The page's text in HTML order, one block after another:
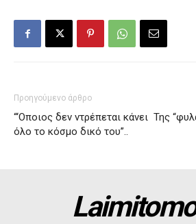
Προηγούμενο άρθρο
“‘Οποιος δεν ντρέπεται κάνει
όλο το κόσμο δικό του”..
Της